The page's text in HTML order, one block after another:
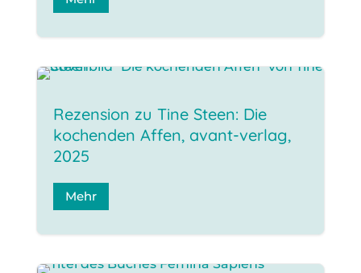
Rezension zu Tine Steen: Die
kochenden Affen, avant-verlag,
2025
Mehr